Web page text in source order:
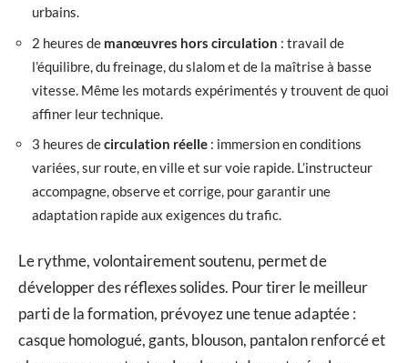
urbains.
2 heures de manœuvres hors circulation : travail de
l’équilibre, du freinage, du slalom et de la maîtrise à basse
vitesse. Même les motards expérimentés y trouvent de quoi
affiner leur technique.
3 heures decirculation réelle : immersion en conditions
variées, sur route, en ville et sur voie rapide. L’instructeur
accompagne, observe et corrige, pour garantir une
adaptation rapide aux exigences du trafic.
Le rythme, volontairement soutenu, permet de
développer des réflexes solides. Pour tirer le meilleur
parti de la formation, prévoyez une tenue adaptée :
casque homologué, gants, blouson, pantalon renforcé et